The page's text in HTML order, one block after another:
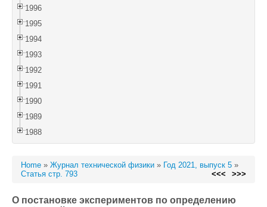
1996
1995
1994
1993
1992
1991
1990
1989
1988
Home » Журнал технической физики » Год 2021, выпуск 5 »
Статья стр. 793
<<< >>>
О постановке экспериментов по определению